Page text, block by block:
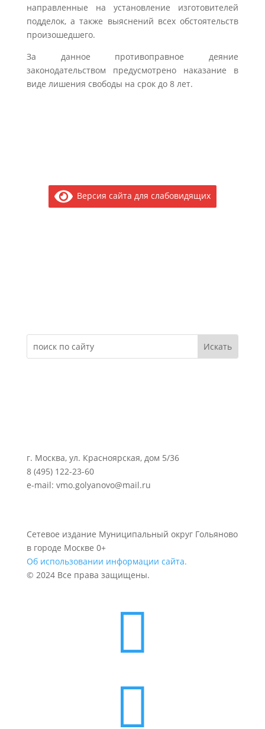
направленные на установление изготовителей
подделок, а также выяснений всех обстоятельств
произошедшего.
За данное противоправное деяние
законодательством предусмотрено наказание в
виде лишения свободы на срок до 8 лет.
Версия сайта для слабовидящих
г. Москва, ул. Красноярская, дом 5/36
8 (495) 122-23-60
e-mail: vmo.golyanovo@mail.ru
Сетевое издание Муниципальный округ Гольяново
в городе Москве 0+
Об использовании информации сайта.
© 2024 Все права защищены.

